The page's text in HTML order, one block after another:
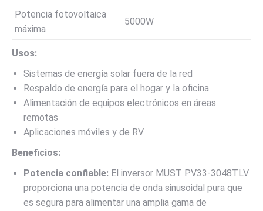
Potencia fotovoltaica
máxima
5000W
Usos:
Sistemas de energía solar fuera de la red
Respaldo de energía para el hogar y la oficina
Alimentación de equipos electrónicos en áreas
remotas
Aplicaciones móviles y de RV
Beneficios:
Potencia confiable: El inversor MUST PV33-3048TLV
proporciona una potencia de onda sinusoidal pura que
es segura para alimentar una amplia gama de